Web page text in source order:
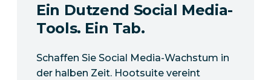
Ein Dutzend Social Media-
Tools. Ein Tab.
Schaffen Sie Social Media-Wachstum in
der halben Zeit. Hootsuite vereint